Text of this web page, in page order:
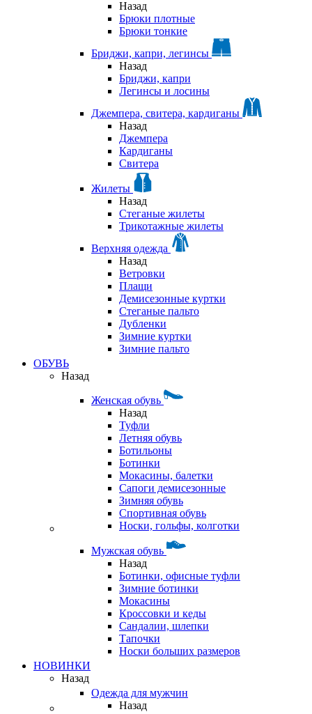
Назад
Брюки плотные
Брюки тонкие
Бриджи, капри, легинсы
Назад
Бриджи, капри
Легинсы и лосины
Джемпера, свитера, кардиганы
Назад
Джемпера
Кардиганы
Свитера
Жилеты
Назад
Стеганые жилеты
Трикотажные жилеты
Верхняя одежда
Назад
Ветровки
Плащи
Демисезонные куртки
Стеганые пальто
Дубленки
Зимние куртки
Зимние пальто
ОБУВЬ
Назад
Женская обувь
Назад
Туфли
Летняя обувь
Ботильоны
Ботинки
Мокасины, балетки
Сапоги демисезонные
Зимняя обувь
Спортивная обувь
Носки, гольфы, колготки
Мужская обувь
Назад
Ботинки, офисные туфли
Зимние ботинки
Мокасины
Кроссовки и кеды
Сандалии, шлепки
Тапочки
Носки больших размеров
НОВИНКИ
Назад
Одежда для мужчин
Назад